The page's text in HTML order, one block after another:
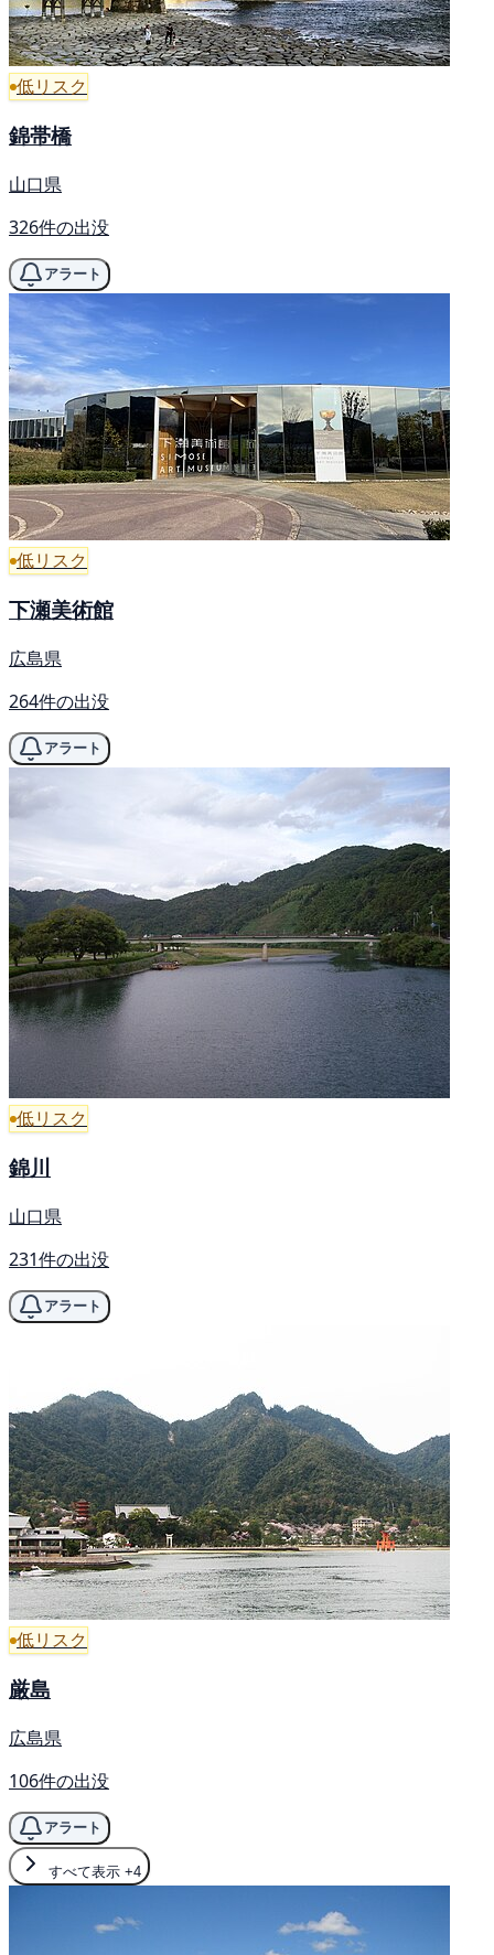
低リスク
錦帯橋
山口県
326件の出没
アラート
低リスク
下瀬美術館
広島県
264件の出没
アラート
低リスク
錦川
山口県
231件の出没
アラート
低リスク
厳島
広島県
106件の出没
アラート
すべて表示 +4